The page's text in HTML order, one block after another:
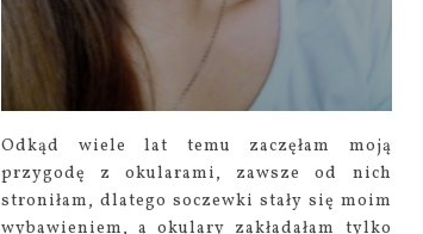
Odkąd wiele lat temu zaczęłam moją
przygodę z okularami, zawsze od nich
stroniłam, dlatego soczewki stały się moim
wybawieniem, a okulary zakładałam tylko